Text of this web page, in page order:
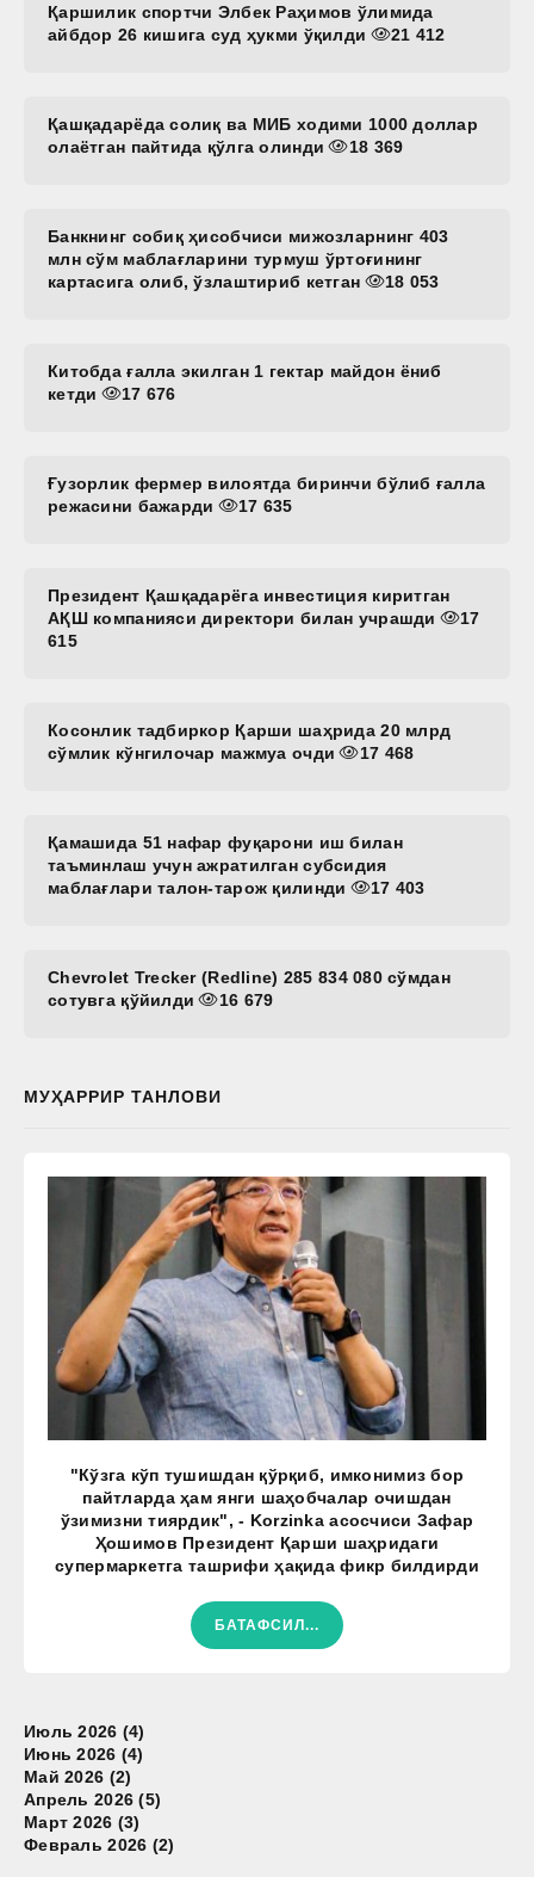
Қаршилик спортчи Элбек Раҳимов ўлимида
айбдор 26 кишига суд ҳукми ўқилди
21 412
Қашқадарёда солиқ ва МИБ ходими 1000 доллар
олаётган пайтида қўлга олинди
18 369
Банкнинг собиқ ҳисобчиси мижозларнинг 403
млн сўм маблағларини турмуш ўртоғининг
картасига олиб, ўзлаштириб кетган
18 053
Китобда ғалла экилган 1 гектар майдон ёниб
кетди
17 676
Ғузорлик фермер вилоятда биринчи бўлиб ғалла
режасини бажарди
17 635
Президент Қашқадарёга инвестиция киритган
АҚШ компанияси директори билан учрашди
17
615
Косонлик тадбиркор Қарши шаҳрида 20 млрд
сўмлик кўнгилочар мажмуа очди
17 468
Қамашида 51 нафар фуқарони иш билан
таъминлаш учун ажратилган субсидия
маблағлари талон-тарож қилинди
17 403
Chevrolet Trecker (Redline) 285 834 080 сўмдан
сотувга қўйилди
16 679
МУҲАРРИР ТАНЛОВИ
"Кўзга кўп тушишдан қўрқиб, имконимиз бор
пайтларда ҳам янги шаҳобчалар очишдан
ўзимизни тиярдик", - Korzinka асосчиси Зафар
Ҳошимов Президент Қарши шаҳридаги
супермаркетга ташрифи ҳақида фикр билдирди
БАТАФСИЛ...
Июль 2026 (4)
Июнь 2026 (4)
Май 2026 (2)
Апрель 2026 (5)
Март 2026 (3)
Февраль 2026 (2)